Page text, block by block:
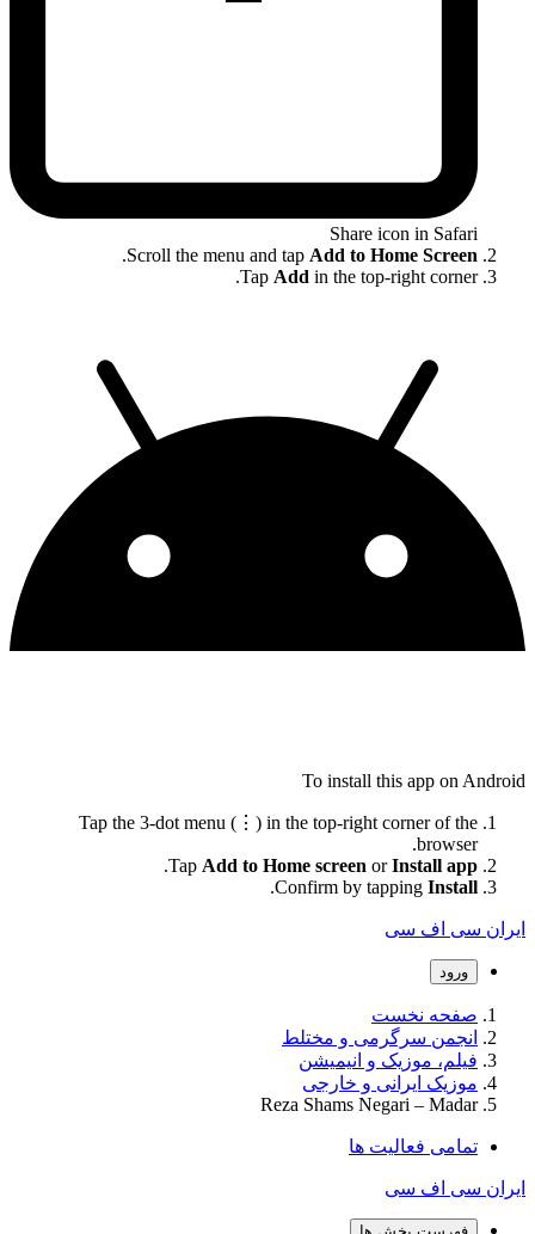
Share icon in Safari
Scroll the menu and tap Add to Home Screen
.
Tap Add in the top-right corner.
To install this app on Android
Tap the 3-dot menu (⋮) in the top-right corner of the
browser.
Tap Add to Home screen orInstall app
.
Confirm by tapping Install
.
ایران سی اف سی
ورود
صفحه نخست
انجمن سرگرمی و مختلط
فیلم، موزیک و انیمیشن
موزیک ایرانی و خارجی
Reza Shams Negari – Madar
تمامی فعالیت ها
ایران سی اف سی